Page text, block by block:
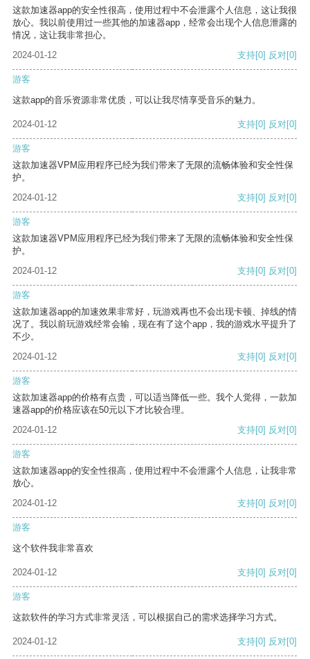
这款加速器app的安全性很高，使用过程中不会泄露个人信息，这让我很
放心。我以前使用过一些其他的加速器app，经常会出现个人信息泄露的
情况，这让我非常担心。
2024-01-12
支持[0] 反对[0]
游客
这款app的音乐资源非常优质，可以让我尽情享受音乐的魅力。
2024-01-12 支持[0] 反对[0]
游客
这款加速器VPM应用程序已经为我们带来了无限的流畅体验和安全性保
护。
2024-01-12
支持[0] 反对[0]
游客
这款加速器VPM应用程序已经为我们带来了无限的流畅体验和安全性保
护。
2024-01-12
支持[0] 反对[0]
游客
这款加速器app的加速效果非常好，玩游戏再也不会出现卡顿、掉线的情
况了。我以前玩游戏经常会输，现在有了这个app，我的游戏水平提升了
不少。
2024-01-12
支持[0] 反对[0]
游客
这款加速器app的价格有点贵，可以适当降低一些。我个人觉得，一款加
速器app的价格应该在50元以下才比较合理。
2024-01-12
支持[0] 反对[0]
游客
这款加速器app的安全性很高，使用过程中不会泄露个人信息，让我非常
放心。
2024-01-12
支持[0] 反对[0]
游客
这个软件我非常喜欢
2024-01-12 支持[0] 反对[0]
游客
这款软件的学习方式非常灵活，可以根据自己的需求选择学习方式。
2024-01-12 支持[0] 反对[0]